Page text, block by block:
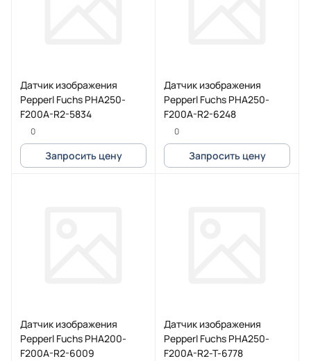
Датчик изображения
Pepperl Fuchs PHA250-
F200A-R2-5834
0
Запросить цену
Датчик изображения
Pepperl Fuchs PHA250-
F200A-R2-6248
0
Запросить цену
Датчик изображения
Pepperl Fuchs PHA200-
F200A-R2-6009
Датчик изображения
Pepperl Fuchs PHA250-
F200A-R2-T-6778